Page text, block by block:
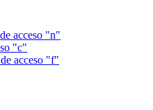
acceso "n"
"c"
acceso "f"